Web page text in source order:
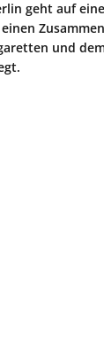
geht auf eine
und